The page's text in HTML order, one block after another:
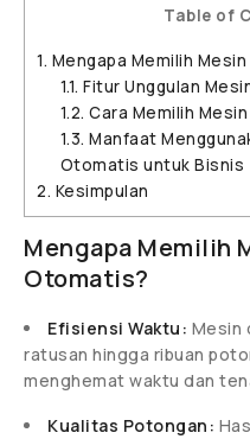
Table of
1. Mengapa Memilih
1.1. Fitur Unggulan
1.2. Cara Memilih
1.3. Manfaat
Otomatis untuk Bisnis
2. Kesimpulan
Mengapa Memilih
Otomatis?
Efisiensi Waktu: Mesin
ratusan hingga ribuan
menghemat waktu dan
Kualitas Potongan: